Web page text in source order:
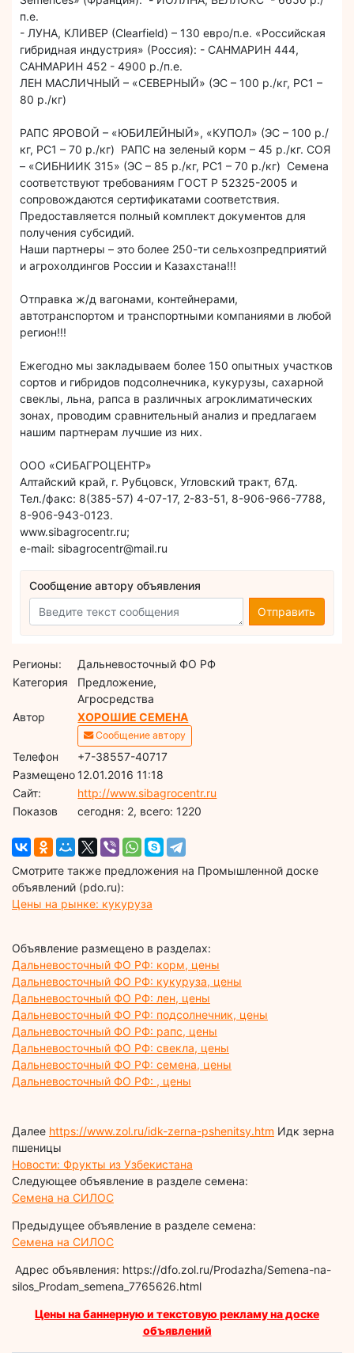
п.е.
- ЛУНА, КЛИВЕР (Clearfield) – 130 евро/п.е. «Российская
гибридная индустрия» (Россия): - САНМАРИН 444,
САНМАРИН 452 - 4900 р./п.е.
ЛЕН МАСЛИЧНЫЙ – «СЕВЕРНЫЙ» (ЭС – 100 р./кг, РС1 –
80 р./кг)
РАПС ЯРОВОЙ – «ЮБИЛЕЙНЫЙ», «КУПОЛ» (ЭС – 100 р./
кг, РС1 – 70 р./кг) РАПС на зеленый корм – 45 р./кг. СОЯ
– «СИБНИИК 315» (ЭС – 85 р./кг, РС1 – 70 р./кг) Семена
соответствуют требованиям ГОСТ Р 52325-2005 и
сопровождаются сертификатами соответствия.
Предоставляется полный комплект документов для
получения субсидий.
Наши партнеры – это более 250-ти сельхозпредприятий
и агрохолдингов России и Казахстана!!!
Отправка ж/д вагонами, контейнерами,
автотранспортом и транспортными компаниями в любой
регион!!!
Ежегодно мы закладываем более 150 опытных участков
сортов и гибридов подсолнечника, кукурузы, сахарной
свеклы, льна, рапса в различных агроклиматических
зонах, проводим сравнительный анализ и предлагаем
нашим партнерам лучшие из них.
ООО «СИБАГРОЦЕНТР»
Алтайский край, г. Рубцовск, Угловский тракт, 67д.
Тел./факс: 8(385-57) 4-07-17, 2-83-51, 8-906-966-7788,
8-906-943-0123.
www.sibagrocentr.ru;
е-mail: sibagrocentr@mail.ru
Сообщение автору объявления
Отправить
Регионы:
Дальневосточный ФО РФ
Категория
Предложение,
Агросредства
Автор
ХОРОШИЕ СЕМЕНА
Сообщение автору
Телефон
+7-38557-40717
Размещено12.01.2016 11:18
Сайт:
http://www.sibagrocentr.ru
Показов
cегодня: 2, всего: 1220
Смотрите также предложения на Промышленной доске
объявлений (pdo.ru):
Цены на рынке: кукуруза
Объявление размещено в разделах:
Дальневосточный ФО РФ: корм, цены
Дальневосточный ФО РФ: кукуруза, цены
Дальневосточный ФО РФ: лен, цены
Дальневосточный ФО РФ: подсолнечник, цены
Дальневосточный ФО РФ: рапс, цены
Дальневосточный ФО РФ: свекла, цены
Дальневосточный ФО РФ: семена, цены
Дальневосточный ФО РФ: , цены
Далее https://www.zol.ru/idk-zerna-pshenitsy.htm Идк зерна
пшеницы
Новости: Фрукты из Узбекистана
Следующее объявление в разделе семена:
Семена на СИЛОС
Предыдущее объявление в разделе семена:
Семена на СИЛОС
Адрес объявления: https://dfo.zol.ru/Prodazha/Semena-na-
silos_Prodam_semena_7765626.html
Цены на баннерную и текстовую рекламу на доске
объявлений